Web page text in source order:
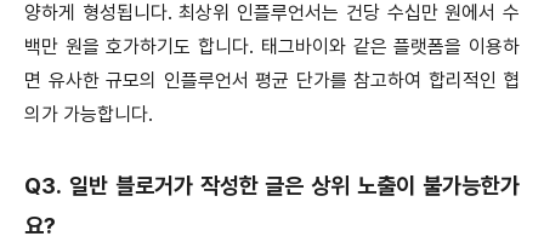
양하게 형성됩니다. 최상위 인플루언서는 건당 수십만 원에서 수
백만 원을 호가하기도 합니다. 태그바이와 같은 플랫폼을 이용하
면 유사한 규모의 인플루언서 평균 단가를 참고하여 합리적인 협
의가 가능합니다.
Q3. 일반 블로거가 작성한 글은 상위 노출이 불가능한가
요?